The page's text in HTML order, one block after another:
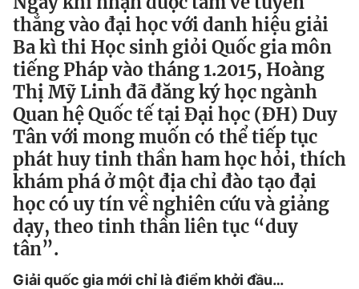
Đọc Thanh Niên trên điện thoại
Theo dõi báo trên
Hotline
thẳng vào đại học với danh hiệu giải
Ba kì thi Học sinh giỏi Quốc gia môn
tiếng Pháp vào tháng 1.2015, Hoàng
Thị Mỹ Linh đã đăng ký học ngành
Quan hệ Quốc tế tại Đại học (ĐH) Duy
Tân với mong muốn có thể tiếp tục
phát huy tinh thần ham học hỏi, thích
khám phá ở một địa chỉ đào tạo đại
học có uy tín về nghiên cứu và giảng
dạy, theo tinh thần liên tục “duy
tân”.
Giải quốc gia mới chỉ là điểm khởi đầu…